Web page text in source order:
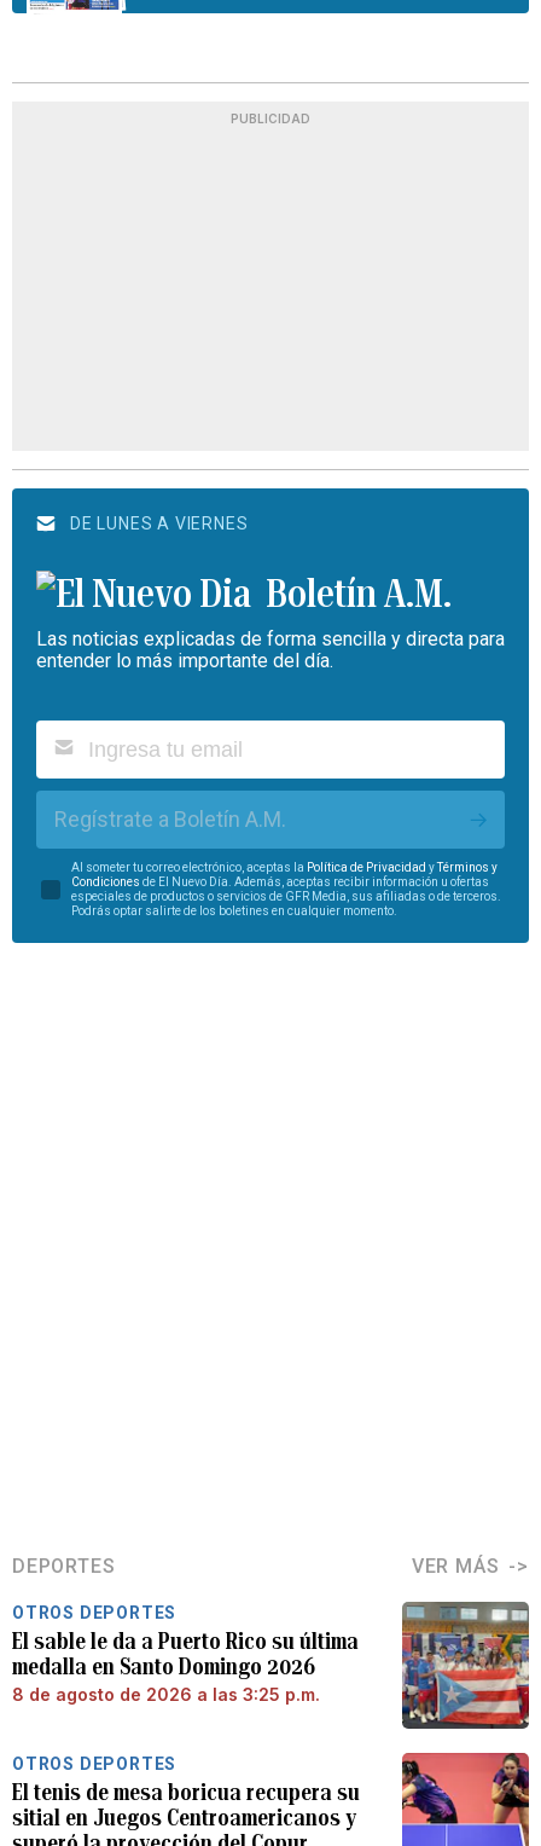
PUBLICIDAD
DE LUNES A VIERNES
Boletín A.M.
Las noticias explicadas de forma sencilla y directa para
entender lo más importante del día.
Regístrate a Boletín A.M.
Al someter tu correo electrónico, aceptas la Política de Privacidad y
Términos y
Condiciones de El Nuevo Día. Además, aceptas recibir información u ofertas
especiales de productos o servicios de GFR Media, sus afiliadas o de terceros.
Podrás optar salirte de los boletines en cualquier momento.
DEPORTES VER MÁS
OTROS DEPORTES
El sable le da a Puerto Rico su última
medalla en Santo Domingo 2026
8 de agosto de 2026 a las 3:25 p.m.
OTROS DEPORTES
El tenis de mesa boricua recupera su
sitial en Juegos Centroamericanos y